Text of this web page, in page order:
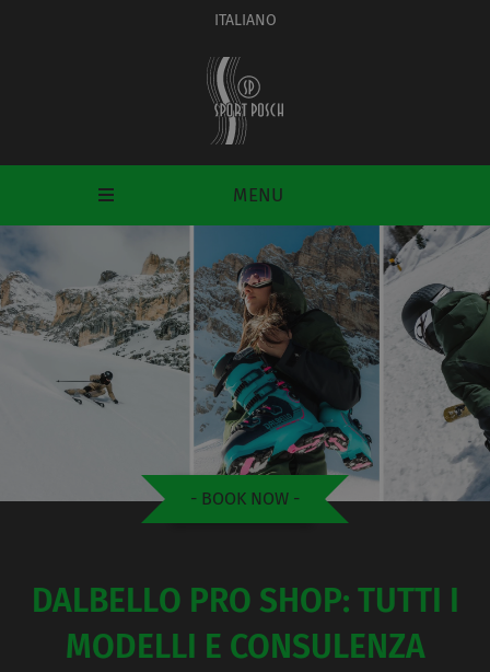
ITALIANO
MENU
- BOOK NOW -
DALBELLO PRO SHOP: TUTTI I
MODELLI E CONSULENZA